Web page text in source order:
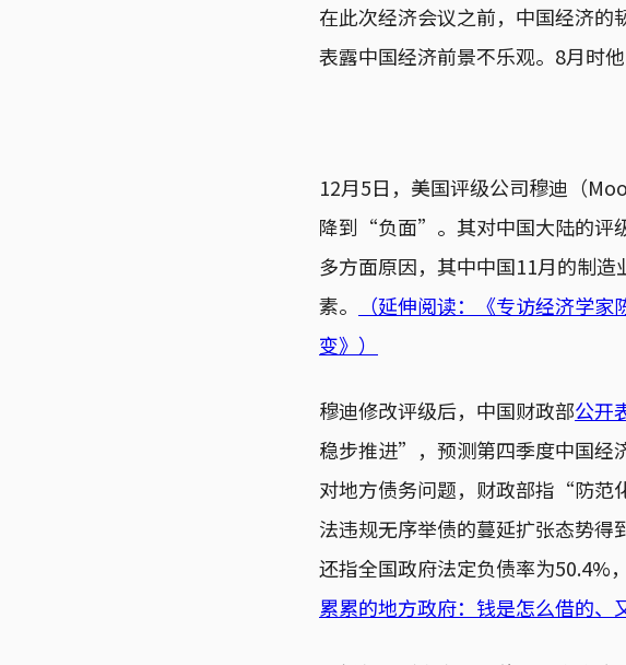
在此次经济会议之前，中国经济
表露中国经济前景不乐观。8月时
12月5日，美国评级公司穆迪（
降到“负面”。其对中国大陆的评
多方面原因，其中中国11月的制
素。
（延伸阅读：《专访经济学
变》）
穆迪修改评级后，中国财政部公开
稳步推进”，预测第四季度中国经
对地方债务问题，财政部指“防
法违规无序举债的蔓延扩张态势
还指全国政府法定负债率为50.4%
累累的地方政府：钱是怎么借的、